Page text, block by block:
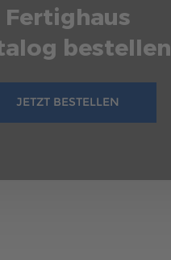
Fertighaus
bestellen
JETZT BESTELLEN